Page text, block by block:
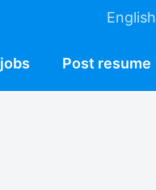
English
jobs Post resume